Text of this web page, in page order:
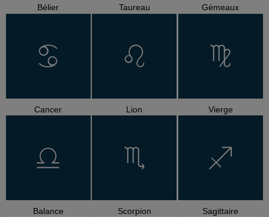
Bélier Taureau Gémeaux
Cancer Lion Vierge
Balance Scorpion Sagittaire